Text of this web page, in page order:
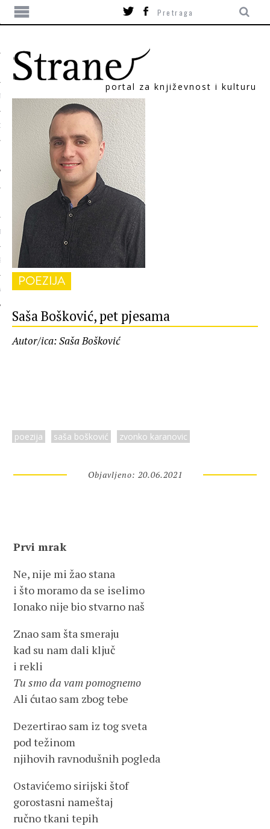
portal za književnost i kulturu
POEZIJA
Saša Bošković, pet pjesama
Autor/ica: Saša Bošković
poezija saša bošković zvonko karanovic
Objavljeno: 20.06.2021
Prvi mrak
Ne, nije mi žao stana
i što moramo da se iselimo
Ionako nije bio stvarno naš
Znao sam šta smeraju
kad su nam dali ključ
i rekli
Tu smo da vam pomognemo
Ali ćutao sam zbog tebe
Dezertirao sam iz tog sveta
pod težinom
njihovih ravnodušnih pogleda
Ostavićemo sirijski štof
gorostasni nameštaj
ručno tkani tepih